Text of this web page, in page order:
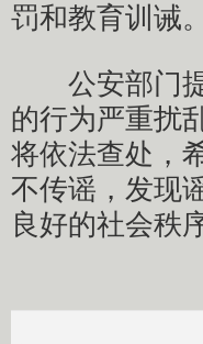
罚和教育训诫。
公安部门提
的行为严重扰
将依法查处，
不传谣，发现
良好的社会秩序